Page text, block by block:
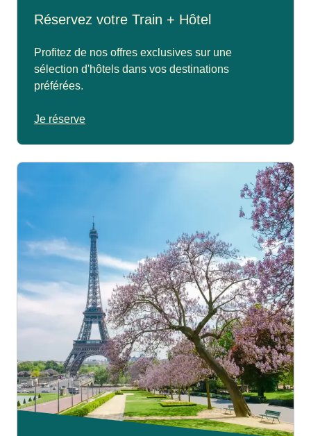
Réservez votre Train + Hôtel
Profitez de nos offres exclusives sur une
sélection d'hôtels dans vos destinations
préférées.
Je réserve